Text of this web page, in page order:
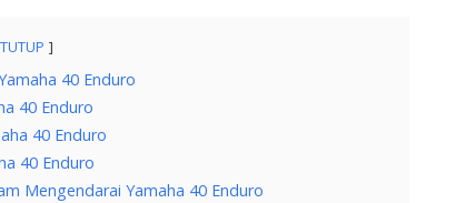
TUTUP
40 Enduro
40 Enduro
40 Enduro
40 Enduro
Mengendarai Yamaha 40 Enduro